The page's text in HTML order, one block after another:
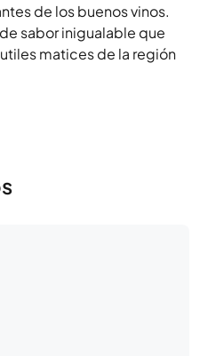
de los buenos vinos.
sabor inigualable que
matices de la región